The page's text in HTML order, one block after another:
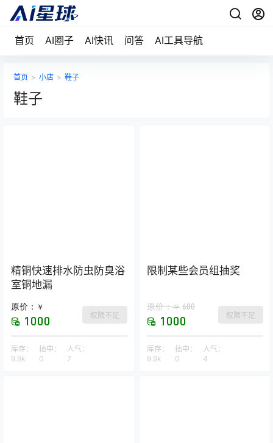
首页 AI圈子 AI快讯 问答 AI工具导航
首页 > 小店 > 鞋子
鞋子
精铜快速排水防虫防臭浴
室铜地漏
原价： ￥
1000 权限不足
库存：
9.9k
抽中：
0
人气：
7
限制某些会员组抽奖
原价：￥ 600
1000 权限不足
库存：
9.9k
抽中：
0
人气：
4